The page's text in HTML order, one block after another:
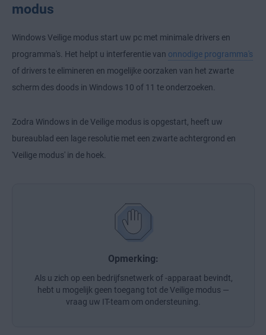
modus
Windows Veilige modus start uw pc met minimale drivers en
programma's. Het helpt u interferentie van onnodige programma's
of drivers te elimineren en mogelijke oorzaken van het zwarte
scherm des doods in Windows 10 of 11 te onderzoeken.
Zodra Windows in de Veilige modus is opgestart, heeft uw
bureaublad een lage resolutie met een zwarte achtergrond en
'Veilige modus' in de hoek.
Opmerking:
Als u zich op een bedrijfsnetwerk of -apparaat bevindt,
hebt u mogelijk geen toegang tot de Veilige modus —
vraag uw IT-team om ondersteuning.